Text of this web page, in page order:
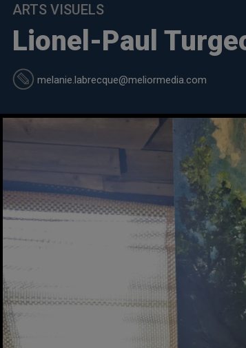
ARTS VISUELS
Lionel-Paul
melanie.labrecque@meliormedia.com